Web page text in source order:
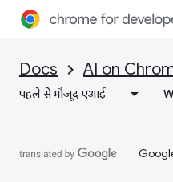
Docs AI on
पहले से मौजूद एआई